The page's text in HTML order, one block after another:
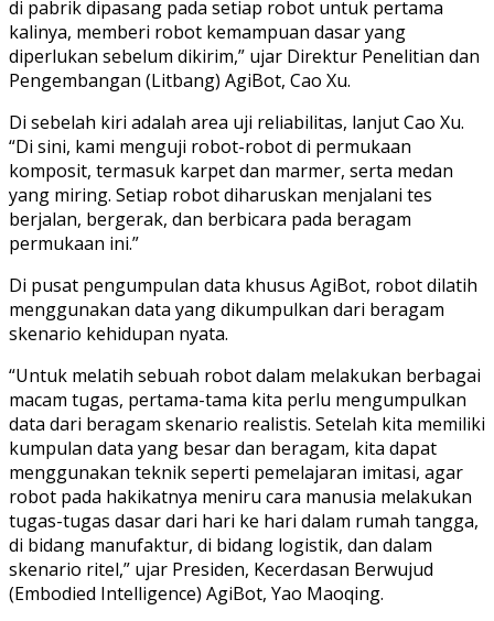
di pabrik dipasang pada setiap robot untuk pertama
kalinya, memberi robot kemampuan dasar yang
diperlukan sebelum dikirim,” ujar Direktur Penelitian dan
Pengembangan (Litbang) AgiBot, Cao Xu.
Di sebelah kiri adalah area uji reliabilitas, lanjut Cao Xu.
“Di sini, kami menguji robot-robot di permukaan
komposit, termasuk karpet dan marmer, serta medan
yang miring. Setiap robot diharuskan menjalani tes
berjalan, bergerak, dan berbicara pada beragam
permukaan ini.”
Di pusat pengumpulan data khusus AgiBot, robot dilatih
menggunakan data yang dikumpulkan dari beragam
skenario kehidupan nyata.
“Untuk melatih sebuah robot dalam melakukan berbagai
macam tugas, pertama-tama kita perlu mengumpulkan
data dari beragam skenario realistis. Setelah kita memiliki
kumpulan data yang besar dan beragam, kita dapat
menggunakan teknik seperti pemelajaran imitasi, agar
robot pada hakikatnya meniru cara manusia melakukan
tugas-tugas dasar dari hari ke hari dalam rumah tangga,
di bidang manufaktur, di bidang logistik, dan dalam
skenario ritel,” ujar Presiden, Kecerdasan Berwujud
(Embodied Intelligence) AgiBot, Yao Maoqing.